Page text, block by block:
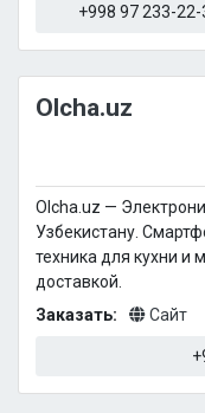
+998 97 233-22-
Olcha.uz
Olcha.uz —
Узбекистану.
техника для кухни и
доставкой.
Заказать:
Сайт